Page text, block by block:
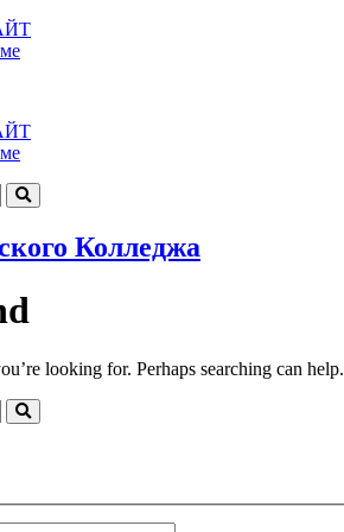
Колледжа
looking for. Perhaps searching can help.